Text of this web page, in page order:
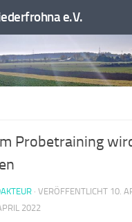
e.V.
Probetraining
· VERÖFFENTLICHT 10.
2022